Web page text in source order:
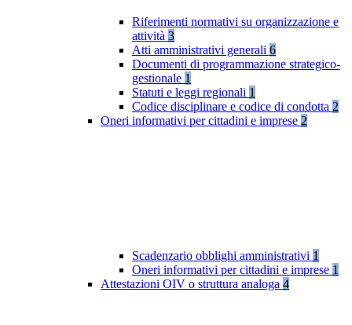
Riferimenti normativi su organizzazione e
attività 3
Atti amministrativi generali 6
Documenti di programmazione strategico-
gestionale 1
Statuti e leggi regionali 1
Codice disciplinare e codice di condotta 2
Oneri informativi per cittadini e imprese 2
Scadenzario obblighi amministrativi 1
Oneri informativi per cittadini e imprese 1
Attestazioni OIV o struttura analoga 4